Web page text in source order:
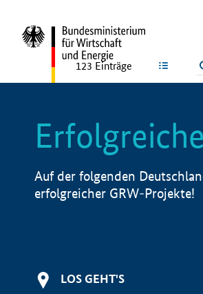
123 Einträge
Auf der folgenden
erfolgreicher GRW-Projekte!
LOS GEHT'S